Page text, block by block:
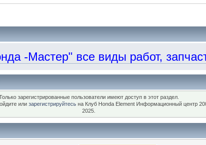
-Мастер" все виды работ,
зарегистрированные пользователи имеют доступ в этот раздел.
илизарегистрируйтесь на Клуб Honda Element Информационный центр
2025.